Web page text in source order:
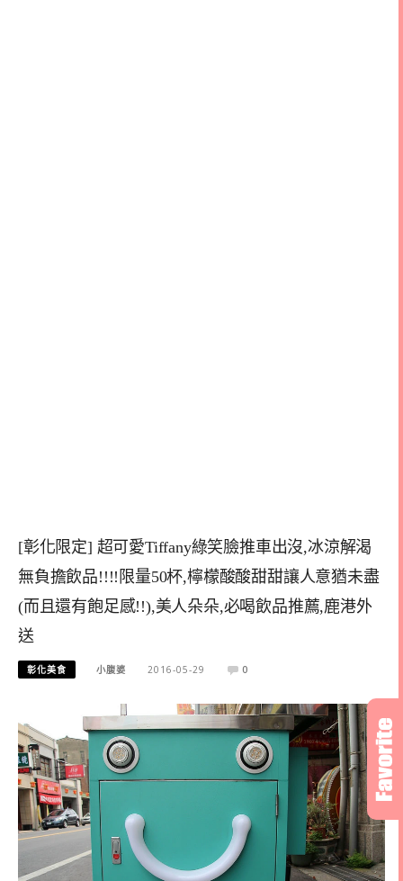
[彰化限定] 超可愛Tiffany綠笑臉推車出沒,冰涼解渴
無負擔飲品!!!!限量50杯,檸檬酸酸甜甜讓人意猶未盡
(而且還有飽足感!!),美人朵朵,必喝飲品推薦,鹿港外
送
彰化美食 小腹婆 2016-05-29 0